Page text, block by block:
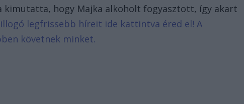
kimutatta, hogy Majka alkoholt fogyasztott, így akart
legfrissebb híreit ide kattintva éred el! A
követnek minket.